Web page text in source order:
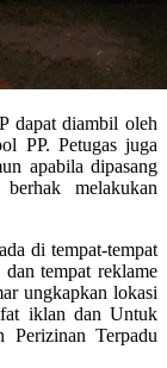
dapat diambil oleh
PP. Petugas juga
apabila dipasang
melakukan
di tempat-tempat
tempat reklame
ungkapkan lokasi
iklan dan Untuk
Perizinan Terpadu